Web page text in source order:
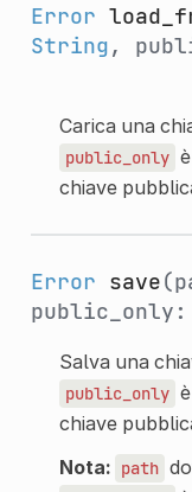
Error
String,
Carica una
public_only è
chiave
Error save
public_only:
Salva una
public_only è
chiave
Nota: path